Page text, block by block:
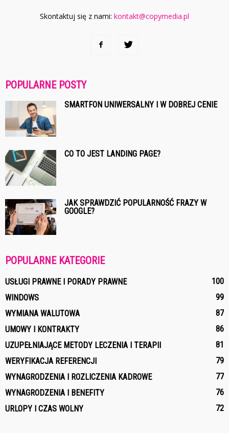
Skontaktuj się z nami: kontakt@copymedia.pl
POPULARNE POSTY
SMARTFON UNIWERSALNY I W DOBREJ CENIE
CO TO JEST LANDING PAGE?
JAK SPRAWDZIĆ POPULARNOŚĆ FRAZY W
GOOGLE?
POPULARNE KATEGORIE
USŁUGI PRAWNE I PORADY PRAWNE
100
WINDOWS
99
WYMIANA WALUTOWA
87
UMOWY I KONTRAKTY
86
UZUPEŁNIAJĄCE METODY LECZENIA I TERAPII
81
WERYFIKACJA REFERENCJI
79
WYNAGRODZENIA I ROZLICZENIA KADROWE
77
WYNAGRODZENIA I BENEFITY
76
URLOPY I CZAS WOLNY
72